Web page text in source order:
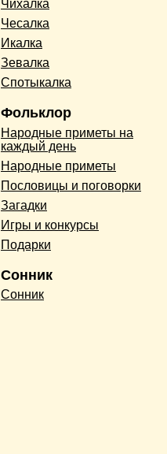
Чихалка
Чесалка
Икалка
Зевалка
Спотыкалка
Фольклор
Народные приметы на
каждый день
Народные приметы
Пословицы и поговорки
Загадки
Игры и конкурсы
Подарки
Сонник
Сонник